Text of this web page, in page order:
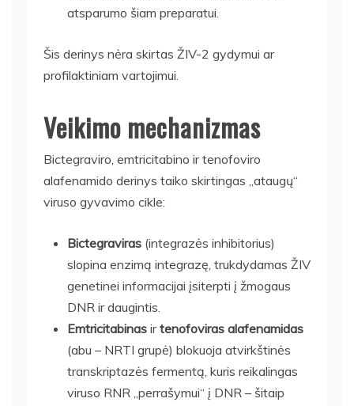
atsparumo šiam preparatui.
Šis derinys nėra skirtas ŽIV-2 gydymui ar
profilaktiniam vartojimui.
Veikimo mechanizmas
Bictegraviro, emtricitabino ir tenofoviro
alafenamido derinys taiko skirtingas „ataugų“
viruso gyvavimo cikle:
Bictegraviras (integrazės inhibitorius)
slopina enzimą integrazę, trukdydamas ŽIV
genetinei informacijai įsiterpti į žmogaus
DNR ir daugintis.
Emtricitabinas irtenofoviras alafenamidas
(abu – NRTI grupė) blokuoja atvirkštinės
transkriptazės fermentą, kuris reikalingas
viruso RNR „perrašymui“ į DNR – šitaip